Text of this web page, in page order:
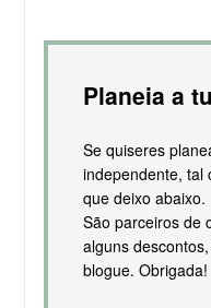
Planeia a
Se quiseres
independente, tal
que deixo abaixo.
São parceiros de
alguns
blogue. Obrigada!